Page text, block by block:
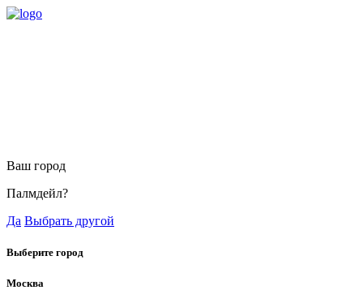
Ваш город
Палмдейл?
Да Выбрать другой
Выберите город
Москва